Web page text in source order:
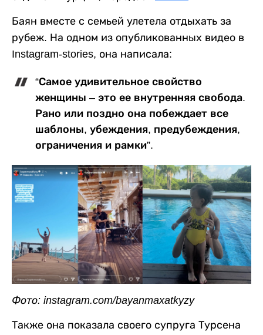
Баян вместе с семьей улетела отдыхать за
рубеж. На одном из опубликованных видео в
Instagram-stories, она написала:
“Самое удивительное свойство
женщины – это ее внутренняя свобода.
Рано или поздно она побеждает все
шаблоны, убеждения, предубеждения,
ограничения и рамки”.
Фото: instagram.com/bayanmaxatkyzy
Также она показала своего супруга Турсена